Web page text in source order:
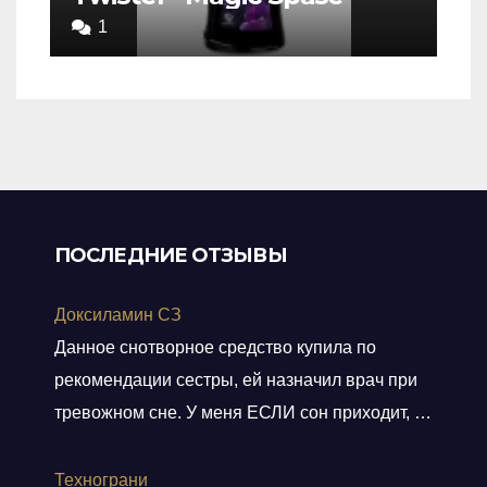
1
ПОСЛЕДНИЕ ОТЗЫВЫ
Доксиламин СЗ
Данное снотворное средство купила по
рекомендации сестры, ей назначил врач при
тревожном сне. У меня ЕСЛИ сон приходит, то
слово ЕСЛИ. Мне препарат хорошо помогает,
Технограни